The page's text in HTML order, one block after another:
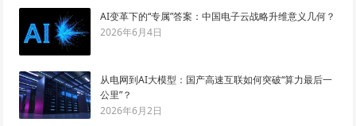
AI变革下的“专属”答案：中国电子云战略升维意义几何？
2026年6月4日
从电网到AI大模型：国产高速互联如何突破“算力最后一
公里”？
2026年6月2日